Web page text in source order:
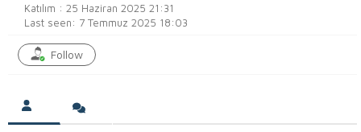
Katılım : 25 Haziran 2025 21:31
Last seen: 7 Temmuz 2025 18:03
Follow